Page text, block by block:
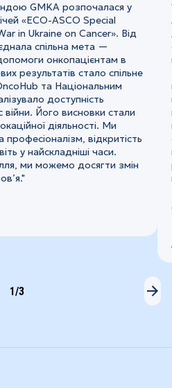
GMKA розпочалася у
«ECO-ASCO Special
in Ukraine on Cancer». Від
спільна мета —
онкопацієнтам в
результатів стало спільне
та Національним
доступність
війни. Його висновки стали
діяльності. Ми
відкритість
у найскладніші часи.
ми можемо досягти змін
1/3